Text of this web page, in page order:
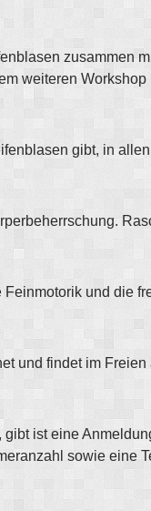
zusammen
weiteren
gibt, in
und die
und findet im Freien
, gibt ist eine
sowie eine